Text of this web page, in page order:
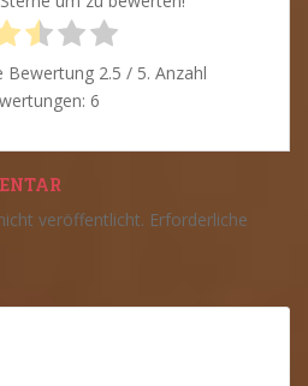
Bewertung 2.5 / 5. Anzahl
6
veröffentlicht. Erforderliche